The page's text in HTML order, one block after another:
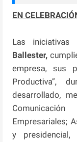
EN
Las iniciativas
Ballester,
empresa, sus
Productiva”,
desarrollado,
Empresariales;
y presidencial,